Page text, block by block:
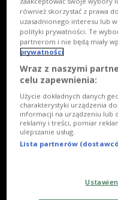
również skorzystać z prawa
uzasadnionego interesu lub
polityki prywatności. Te
partnerom i nie będą miały
prywatności
Wraz z naszymi
celu zapewnienia:
Użycie dokładnych danych
charakterystyki urządzenia
informacji na urządzeniu lub
reklamy i treści, pomiar
ulepszanie usług.
Lista partnerów